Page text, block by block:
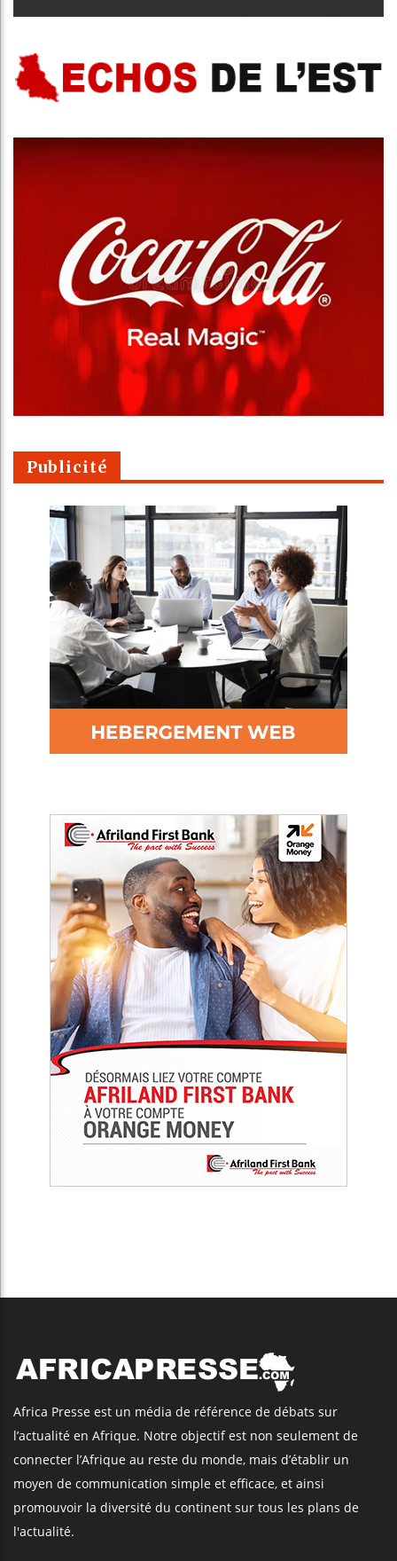
Publicité
Africa Presse est un média de référence de débats sur
l’actualité en Afrique. Notre objectif est non seulement de
connecter l’Afrique au reste du monde, mais d’établir un
moyen de communication simple et efficace, et ainsi
promouvoir la diversité du continent sur tous les plans de
l'actualité.